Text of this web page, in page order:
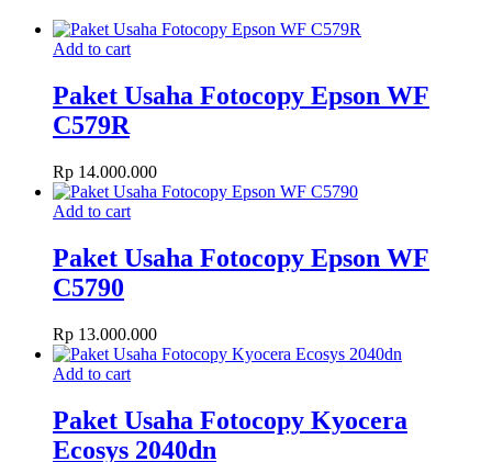
Add to cart
Paket Usaha Fotocopy Epson WF
C579R
Rp 14.000.000
Add to cart
Paket Usaha Fotocopy Epson WF
C5790
Rp 13.000.000
Add to cart
Paket Usaha Fotocopy Kyocera
Ecosys 2040dn